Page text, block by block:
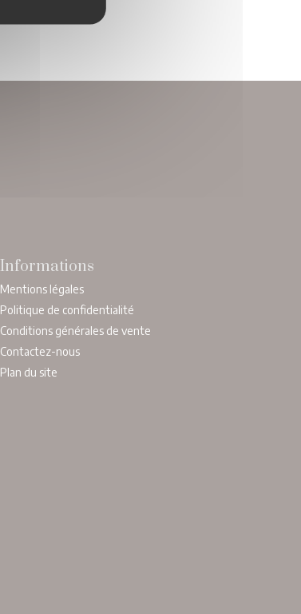
Informations
Mentions légales
Politique de confidentialité
Conditions générales de vente
Contactez-nous
Plan du site